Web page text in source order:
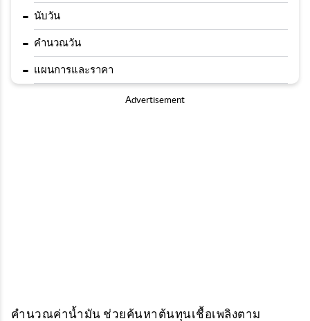
- นับวัน
- คำนวณวัน
- แผนการและราคา
Advertisement
คำนวณค่าน้ำมัน ช่วยค้นหาต้นทุนเชื้อเพลิงตาม